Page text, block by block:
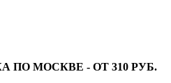
ПО МОСКВЕ - ОТ 310 РУБ.